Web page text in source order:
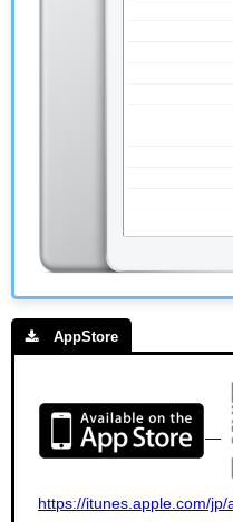
AppStore
https://itunes.apple.com/